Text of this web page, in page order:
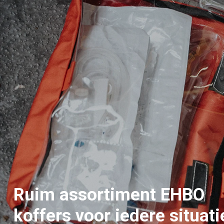
Ruim assortiment EHBO
koffersvoor iedere